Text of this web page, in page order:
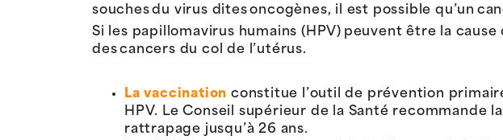
souches du virus dites oncogènes, il est possible qu’un
Si les papillomavirus humains (HPV) peuvent être la
des cancers du col de l’utérus.
La vaccination constitue l’outil de prévention
HPV. Le Conseil supérieur de la Santé recommande
rattrapage jusqu’à 26 ans.